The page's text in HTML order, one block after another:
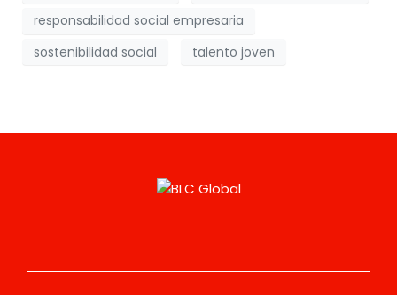
responsabilidad social empresaria
sostenibilidad social
talento joven